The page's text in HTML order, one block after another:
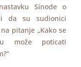
Sinode o
da su sudionici
pitanje „Kako se
može poticati